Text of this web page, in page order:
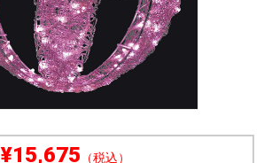
¥15,675 （税込）